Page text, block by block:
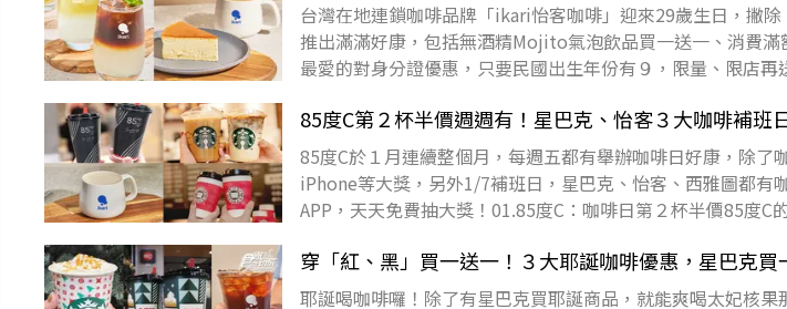
台灣在地連鎖咖啡品牌「ikari怡客咖啡」迎來29歲生日，撇
推出滿滿好康，包括無酒精Mojito氣泡飲品買一送一、消費
最愛的對身分證優惠，只要民國出生年份有９，限量、限店
85度C第２杯半價週週有！星巴克、怡客３大咖啡補班
85度C於１月連續整個月，每週五都有舉辦咖啡日好康，除了
iPhone等大獎，另外1/7補班日，星巴克、怡客、西雅圖都有
APP，天天免費抽大獎！01.85度C：咖啡日第２杯半價85度
穿「紅、黑」買一送一！３大耶誕咖啡優惠，星巴克
耶誕喝咖啡囉！除了有星巴克買耶誕商品，就能爽喝太妃核